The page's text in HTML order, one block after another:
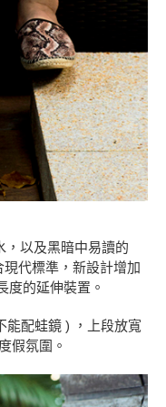
，以及黑暗中易讀的
代標準，新設計增加
度的延伸裝置。
能配蛙鏡 ) ，上段放寬
假氛圍。